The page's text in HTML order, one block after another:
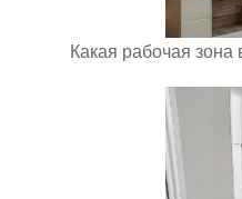
Какая рабочая